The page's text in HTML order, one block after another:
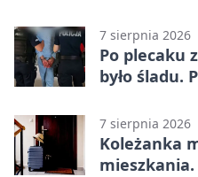
7 sierpnia 2026
Po plecaku
było śladu.
7 sierpnia 2026
Koleżanka
mieszkania.